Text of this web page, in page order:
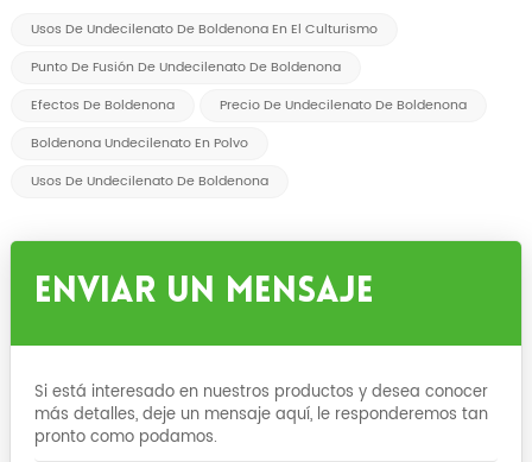
Usos De Undecilenato De Boldenona En El Culturismo
Punto De Fusión De Undecilenato De Boldenona
Efectos De Boldenona
Precio De Undecilenato De Boldenona
Boldenona Undecilenato En Polvo
Usos De Undecilenato De Boldenona
Enviar Un Mensaje
Si está interesado en nuestros productos y desea conocer
más detalles, deje un mensaje aquí, le responderemos tan
pronto como podamos.